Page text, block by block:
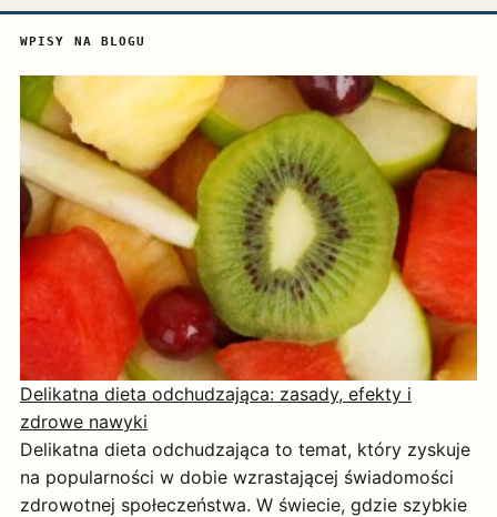
WPISY NA BLOGU
Delikatna dieta odchudzająca: zasady, efekty i
zdrowe nawyki
Delikatna dieta odchudzająca to temat, który zyskuje
na popularności w dobie wzrastającej świadomości
zdrowotnej społeczeństwa. W świecie, gdzie szybkie